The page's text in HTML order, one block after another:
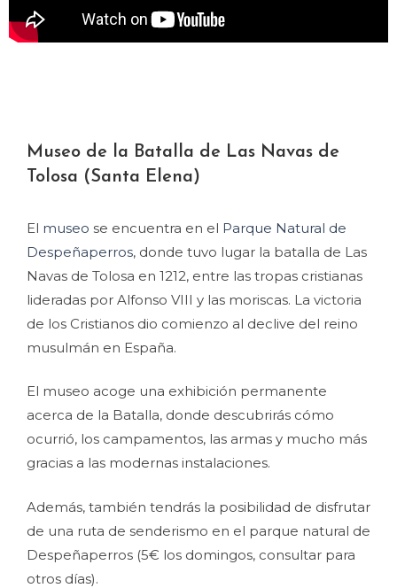
Museo de la Batalla de Las Navas de
Tolosa (Santa Elena)
El museo se encuentra en el Parque Natural de
Despeñaperros, donde tuvo lugar la batalla de Las
Navas de Tolosa en 1212, entre las tropas cristianas
lideradas por Alfonso VIII y las moriscas. La victoria
de los Cristianos dio comienzo al declive del reino
musulmán en España.
El museo acoge una exhibición permanente
acerca de la Batalla, donde descubrirás cómo
ocurrió, los campamentos, las armas y mucho más
gracias a las modernas instalaciones.
Además, también tendrás la posibilidad de disfrutar
de una ruta de senderismo en el parque natural de
Despeñaperros (5€ los domingos, consultar para
otros días).